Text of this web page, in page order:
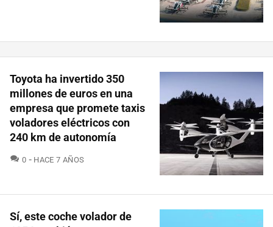
Toyota ha invertido 350
millones de euros en una
empresa que promete taxis
voladores eléctricos con
240 km de autonomía
0 COMENTARIOS
HACE 7 AÑOS
Sí, este coche volador de